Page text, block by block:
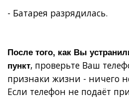
- Батарея разрядилась.
После того, как Вы
пункт, проверьте Ваш
признаки жизни - ничего
Если телефон не подаёт